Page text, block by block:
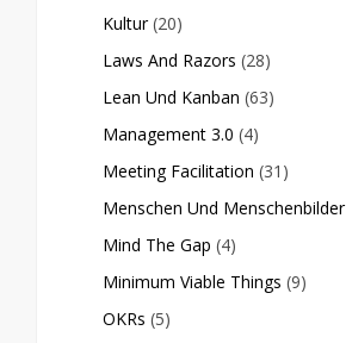
Kultur (20)
Laws And Razors (28)
Lean Und Kanban (63)
Management 3.0 (4)
Meeting Facilitation (31)
Menschen Und Menschenbilder
Mind The Gap (4)
Minimum Viable Things (9)
OKRs (5)